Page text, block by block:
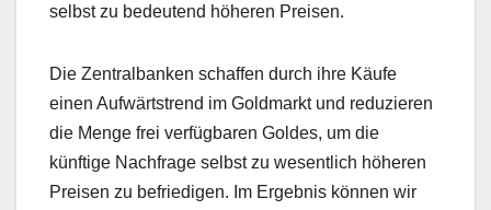
selbst zu bedeutend höheren Preisen.
Die Zentralbanken schaffen durch ihre Käufe
einen Aufwärtstrend im Goldmarkt und reduzieren
die Menge frei verfügbaren Goldes, um die
künftige Nachfrage selbst zu wesentlich höheren
Preisen zu befriedigen. Im Ergebnis können wir